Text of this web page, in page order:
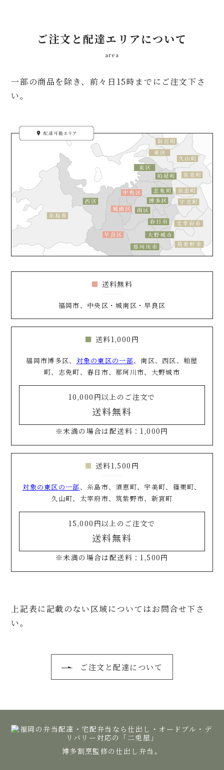
ご注文と配達エリアについて
area
一部の商品を除き、前々日15時までにご注文下さ
い。
送料無料
福岡市、中央区・城南区・早良区
送料1,000円
福岡市博多区、 対象の東区の一部、南区、西区、粕屋
町、志免町、春日市、那珂川市、大野城市
10,000円以上のご注文で
送料無料
※未満の場合は配送料：1,000円
送料1,500円
対象の東区の一部 、糸島市、須恵町、宇美町、篠栗町、
久山町、太宰府市、筑紫野市、新宮町
15,000円以上のご注文で
送料無料
※未満の場合は配送料：1,500円
上記表に記載のない区域についてはお問合せ下さ
い。
ご注文と配達について
博多割烹監修の仕出し弁当。